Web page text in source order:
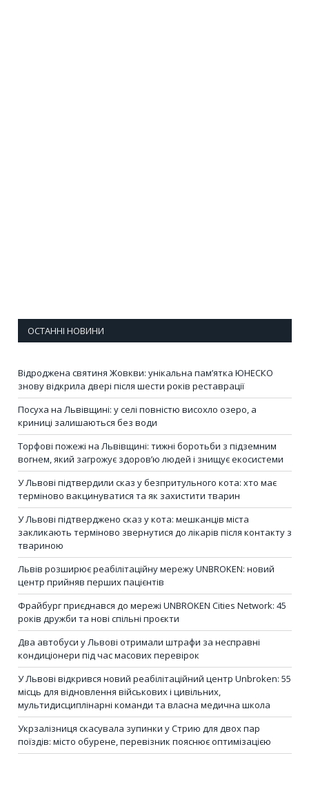
ОСТАННІ НОВИНИ
Відроджена святиня Жовкви: унікальна пам’ятка ЮНЕСКО
знову відкрила двері після шести років реставрації
Посуха на Львівщині: у селі повністю висохло озеро, а
криниці залишаються без води
Торфові пожежі на Львівщині: тижні боротьби з підземним
вогнем, який загрожує здоров’ю людей і знищує екосистеми
У Львові підтвердили сказ у безпритульного кота: хто має
терміново вакцинуватися та як захистити тварин
У Львові підтверджено сказ у кота: мешканців міста
закликають терміново звернутися до лікарів після контакту з
твариною
Львів розширює реабілітаційну мережу UNBROKEN: новий
центр прийняв перших пацієнтів
Фрайбург приєднався до мережі UNBROKEN Cities Network: 45
років дружби та нові спільні проєкти
Два автобуси у Львові отримали штрафи за несправні
кондиціонери під час масових перевірок
У Львові відкрився новий реабілітаційний центр Unbroken: 55
місць для відновлення військових і цивільних,
мультидисциплінарні команди та власна медична школа
Укрзалізниця скасувала зупинки у Стрию для двох пар
поїздів: місто обурене, перевізник пояснює оптимізацією